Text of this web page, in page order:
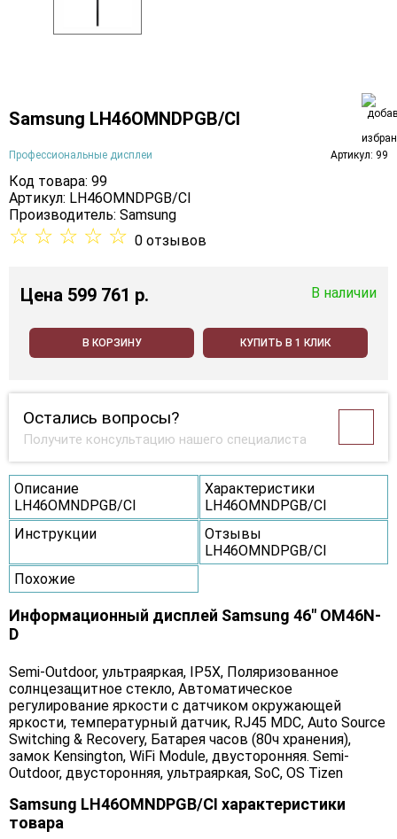
Samsung LH46OMNDPGB/CI
Профессиональные дисплеи Артикул: 99
Код товара: 99
Артикул: LH46OMNDPGB/CI
Производитель: Samsung
☆ ☆ ☆ ☆ ☆ 0 отзывов
Цена 599 761 p. В наличии
В КОРЗИНУ КУПИТЬ В 1 КЛИК
Остались вопросы?
Получите консультацию нашего специалиста
Описание
LH46OMNDPGB/CI
Характеристики
LH46OMNDPGB/CI
Инструкции
Отзывы
LH46OMNDPGB/CI
Похожие
Информационный дисплей Samsung 46" OM46N-
D
Semi-Outdoor, ультраяркая, IP5X, Поляризованное
солнцезащитное стекло, Автоматическое
регулирование яркости с датчиком окружающей
яркости, температурный датчик, RJ45 MDC, Auto Source
Switching & Recovery, Батарея часов (80ч хранения),
замок Kensington, WiFi Module, двусторонняя. Semi-
Outdoor, двусторонняя, ультраяркая, SoC, OS Tizen
Samsung LH46OMNDPGB/CI характеристики
товара